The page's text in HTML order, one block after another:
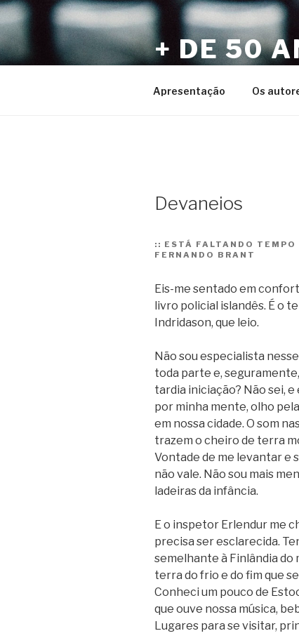
Pular
para
o
conteúdo
+ DE 50
Apresentação Os
Devaneios
:: ESTÁ FALTANDO
FERNANDO BRANT
Eis-me sentado em
livro policial islandês. É o
Indridason, que leio.
Não sou especialista
toda parte e,
tardia iniciação? Não sei,
por minha mente, olho
em nossa cidade. O som
trazem o cheiro de terra
Vontade de me levantar e
não vale. Não sou mais
ladeiras da infância.
E o inspetor Erlendur me
precisa ser esclarecida.
semelhante à Finlândia do
terra do frio e do fim que
Conheci um pouco de
que ouve nossa música,
Lugares para se visitar,